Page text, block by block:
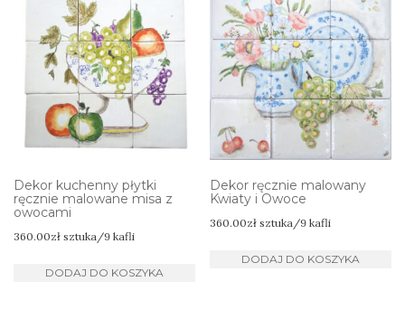
Dekor kuchenny płytki
ręcznie malowane misa z
owocami
360.00zł sztuka/9 kafli
DODAJ DO KOSZYKA
Dekor ręcznie malowany
Kwiaty i Owoce
360.00zł sztuka/9 kafli
DODAJ DO KOSZYKA